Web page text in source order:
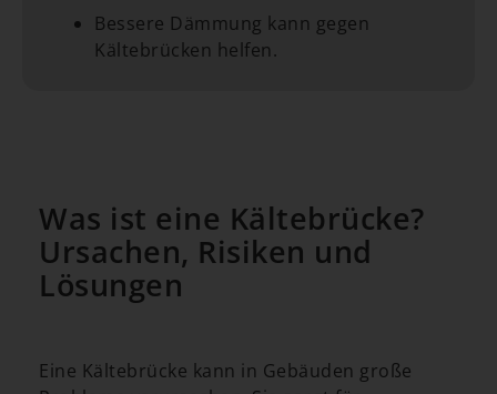
Bessere Dämmung kann gegen
Kältebrücken helfen.
Was ist eine Kältebrücke?
Ursachen, Risiken und
Lösungen​
Eine Kältebrücke kann in Gebäuden große